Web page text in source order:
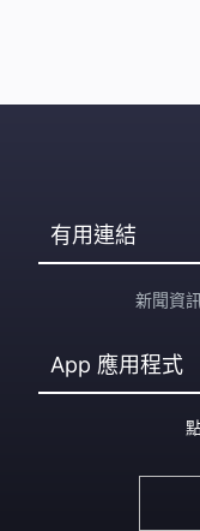
有用連結
新聞資
App 應用程式